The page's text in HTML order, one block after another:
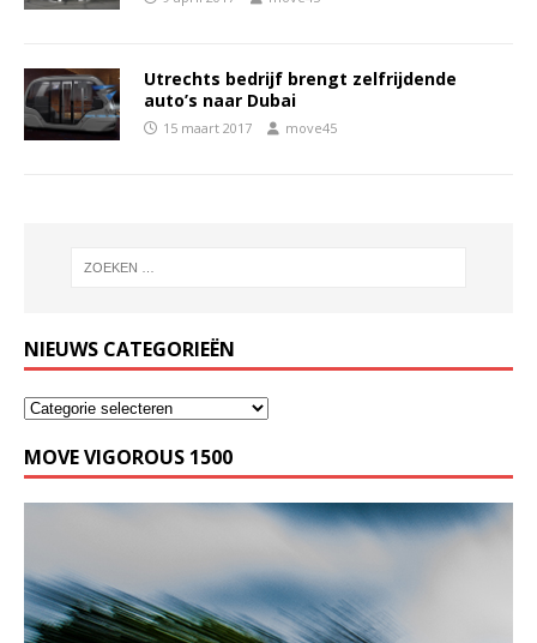
Utrechts bedrijf brengt zelfrijdende
auto’s naar Dubai
15 maart 2017 move45
NIEUWS CATEGORIEËN
MOVE VIGOROUS 1500